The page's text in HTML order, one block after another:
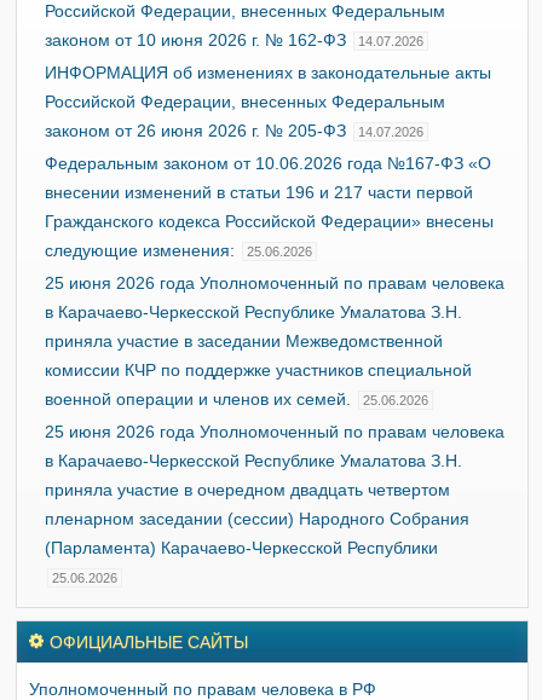
Российской Федерации, внесенных Федеральным
законом от 10 июня 2026 г. № 162-ФЗ
14.07.2026
ИНФОРМАЦИЯ об изменениях в законодательные акты
Российской Федерации, внесенных Федеральным
законом от 26 июня 2026 г. № 205-ФЗ
14.07.2026
Федеральным законом от 10.06.2026 года №167-ФЗ «О
внесении изменений в статьи 196 и 217 части первой
Гражданского кодекса Российской Федерации» внесены
следующие изменения:
25.06.2026
25 июня 2026 года Уполномоченный по правам человека
в Карачаево-Черкесской Республике Умалатова З.Н.
приняла участие в заседании Межведомственной
комиссии КЧР по поддержке участников специальной
военной операции и членов их семей.
25.06.2026
25 июня 2026 года Уполномоченный по правам человека
в Карачаево-Черкесской Республике Умалатова З.Н.
приняла участие в очередном двадцать четвертом
пленарном заседании (сессии) Народного Собрания
(Парламента) Карачаево-Черкесской Республики
25.06.2026
ОФИЦИАЛЬНЫЕ САЙТЫ
Уполномоченный по правам человека в РФ